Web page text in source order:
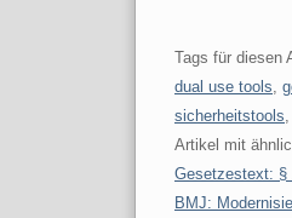
Tags für diesen
dual use tools
sicherheitstools
Artikel mit
Gesetzestext: §
BMJ: